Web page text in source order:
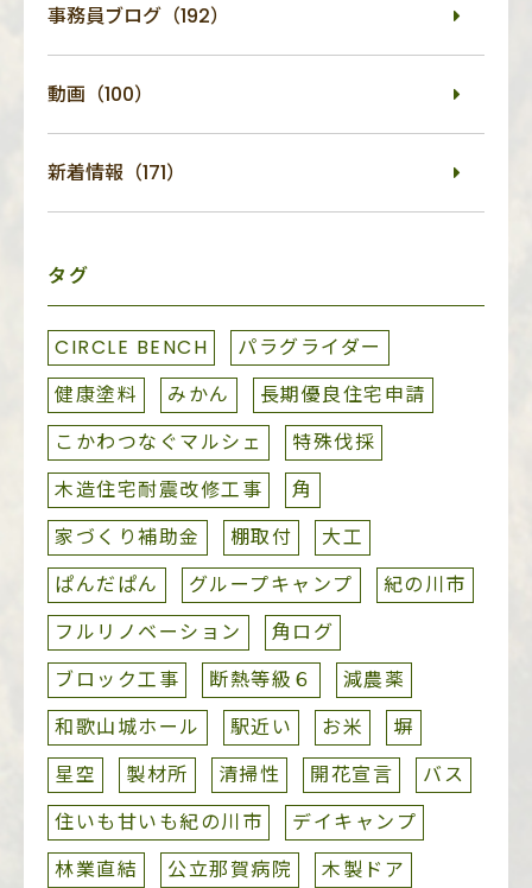
事務員ブログ（192）
動画（100）
新着情報（171）
タグ
CIRCLE BENCH
パラグライダー
健康塗料
みかん
長期優良住宅申請
こかわつなぐマルシェ
特殊伐採
木造住宅耐震改修工事
角
家づくり補助金
棚取付
大工
ぱんだぱん
グループキャンプ
紀の川市
フルリノベーション
角ログ
ブロック工事
断熱等級６
減農薬
和歌山城ホール
駅近い お米
塀
星空
製材所 清掃性 開花宣言
バス
住いも甘いも紀の川市
デイキャンプ
林業直結
公立那賀病院
木製ドア